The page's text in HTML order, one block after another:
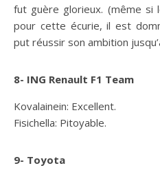
fut guère glorieux. (même si
pour cette écurie, il est
put réussir son ambition
8- ING Renault F1 Team
Kovalainein: Excellent.
Fisichella: Pitoyable.
9- Toyota